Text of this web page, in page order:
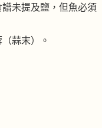
未提及鹽，但魚必須
蒜末）。